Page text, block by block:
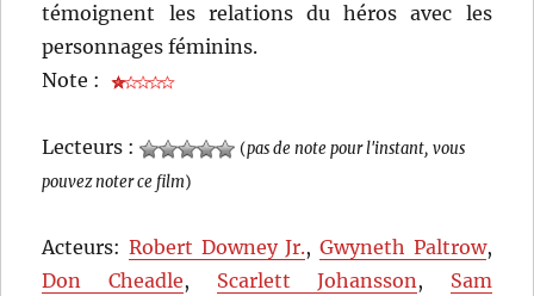
témoignent les relations du héros avec les
personnages féminins.
Note :
Lecteurs : (pas de note pour l'instant, vous
pouvez noter ce film)
Acteurs: Robert Downey Jr.,Gwyneth Paltrow,
Don Cheadle, Scarlett Johansson, Sam